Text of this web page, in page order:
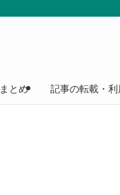
まとめ 記事の転載・